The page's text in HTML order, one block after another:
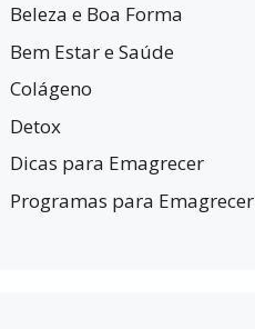
Beleza e Boa Forma
Bem Estar e Saúde
Colágeno
Detox
Dicas para Emagrecer
Programas para Emagrecer